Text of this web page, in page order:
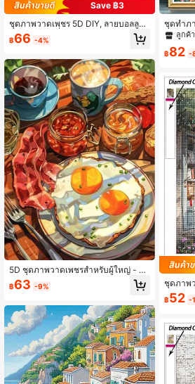
Save ฿3
ชุดภาพวาดเพชร 5D DIY, ลายบอลลูนล
มร้อน, ระดับเริ่มต้น 5D งานฝีมือโมเสก
คริสตัลปักเพชรทรงกลมเต็มรูปแบบ, รว
งบ้าน, ของขวัญวันขอบคุณพระเจ้าคริส
ต์มาสสำหรับครอบครัวและเพื่อน
฿66 -4%
5D ชุดภาพวาดเพชรสำหรับผู้ใหญ่ - ลา
ยอาหารวันขอบคุณพระเจ้า เพชรกลม โ
มเสกศิลปะ, ของตกแต่งผนังไร้กรอบ เห
าด 11.8X15.8 นิ้ว
฿63 -9%
ชุดทำภ
งสือย้อน
ของขวั
ลูกค้
฿82 -
ชุดภาพ
ชรทิว
ง.ภาพศิ
แบบฝึก
฿52 -